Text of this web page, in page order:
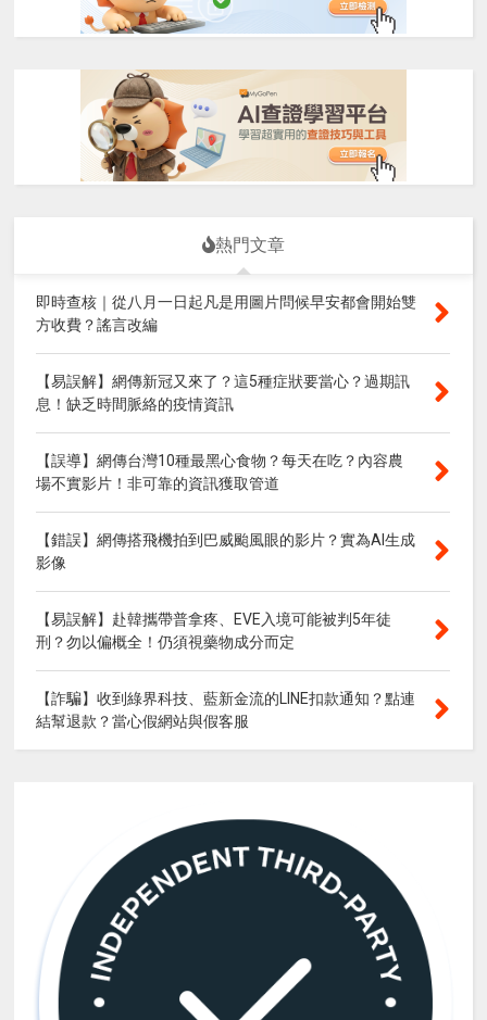
熱門文章
即時查核｜從八月一日起凡是用圖片問候早安都會開始雙
方收費？謠言改編
【易誤解】網傳新冠又來了？這5種症狀要當心？過期訊
息！缺乏時間脈絡的疫情資訊
【誤導】網傳台灣10種最黑心食物？每天在吃？內容農
場不實影片！非可靠的資訊獲取管道
【錯誤】網傳搭飛機拍到巴威颱風眼的影片？實為AI生成
影像
【易誤解】赴韓攜帶普拿疼、EVE入境可能被判5年徒
刑？勿以偏概全！仍須視藥物成分而定
【詐騙】收到綠界科技、藍新金流的LINE扣款通知？點連
結幫退款？當心假網站與假客服